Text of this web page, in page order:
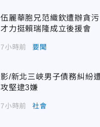
伍麗華胞兄范織欽遭辦貪
才力挺賴瑞隆成立後援會
7小時前 要聞
影/新北三峽男子債務糾紛
攻堅逮3嫌
7小時前 社會